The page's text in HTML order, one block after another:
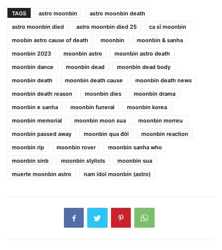
TAGS astro moonbin
astro moonbin death
astro moonbin died
astro moonbin died 25
ca sĩ moonbin
moobin astro cause of death
moonbin
moonbin & sanha
moonbin 2023
moonbin astro
moonbin astro death
moonbin dance
moonbin dead
moonbin dead body
moonbin death
moonbin death cause
moonbin death news
moonbin death reason
moonbin dies
moonbin drama
moonbin e sanha
moonbin funeral
moonbin korea
moonbin memorial
moonbin moon sua
moonbin morreu
moonbin passed away
moonbin qua đời
moonbin reaction
moonbin rip
moonbin rover
moonbin sanha who
moonbin sinb
moonbin stylists
moonbin sua
muerte moonbin astro
nam idol moonbin (astro)